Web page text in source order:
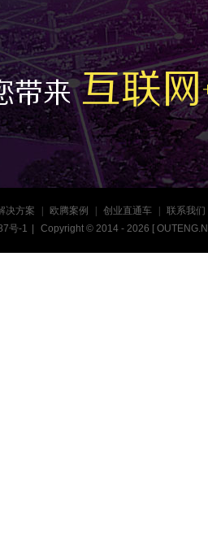
带来互联网
决方案 欧腾案例 创业直通车
联系我们
号-1 Copyright © 2014 - 2026 [